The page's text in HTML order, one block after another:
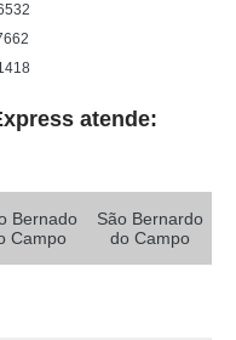
atende:
Bernado
Campo
São Bernardo
do Campo